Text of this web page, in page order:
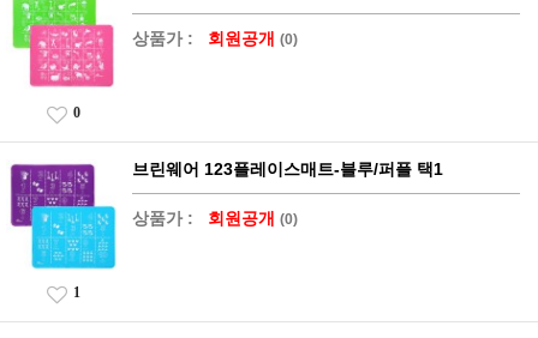
상품가 : 회원공개 (0)
0
브린웨어 123플레이스매트-블루/퍼플 택1
상품가 : 회원공개 (0)
1